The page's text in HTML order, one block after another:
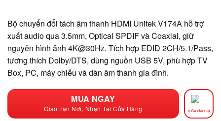
Bộ chuyển đổi tách âm thanh HDMI Unitek V174A hỗ trợ
xuất audio qua 3.5mm, Optical SPDIF và Coaxial, giữ
nguyên hình ảnh 4K@30Hz. Tích hợp EDID 2CH/5.1/Pass,
tương thích Dolby/DTS, dùng nguồn USB 5V, phù hợp TV
Box, PC, máy chiếu và dàn âm thanh gia đình.
MUA NGAY
Giao Tận Nơi, Nhận Tại Cửa Hàng THÊM VÀO GIỎ